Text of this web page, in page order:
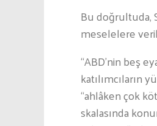
Bu doğrultuda,
meselelere
“ABD’nin beş
katılımcıların
“ahlâken çok
skalasında